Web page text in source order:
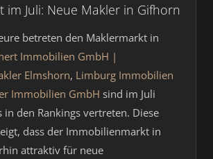
im Juli: Neue Makler in Gifhorn
betreten den Maklermarkt in
Immobilien GmbH |
Elmshorn, Limburg Immobilien
Immobilien GmbH sind im Juli
den Rankings vertreten. Diese
dass der Immobilienmarkt in
attraktiv für neue